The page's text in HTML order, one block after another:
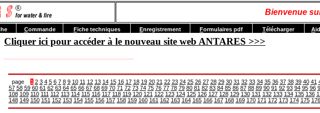
Bienvenue
Cliquer ici pour accéder à le nouveau site web ANTARES >>>
page 1 2 3 4 5 6 7 8 9 10 11 12 13 14 15 16 17 18 19 20 21 22 23 24 25 26 27 28 29 30 31 32 33 34 35 36 37 38 39 40 41
57 58 59 60 61 62 63 64 65 66 67 68 69 70 71 72 73 74 75 76 77 78 79 80 81 82 83 84 85 86 87 88 89 90 91 92 93 94 95 96
108 109 110 111 112 113 114 115 116 117 118 119 120 121 122 123 124 125 126 127 128 129 130 131 132 133 134 135 136
148 149 150 151 152 153 154 155 156 157 158 159 160 161 162 163 164 165 166 167 168 169 170 171 172 173 174 175 176
Commande Fiche techniques Enregistrement Formulaires pdf Télécharger A